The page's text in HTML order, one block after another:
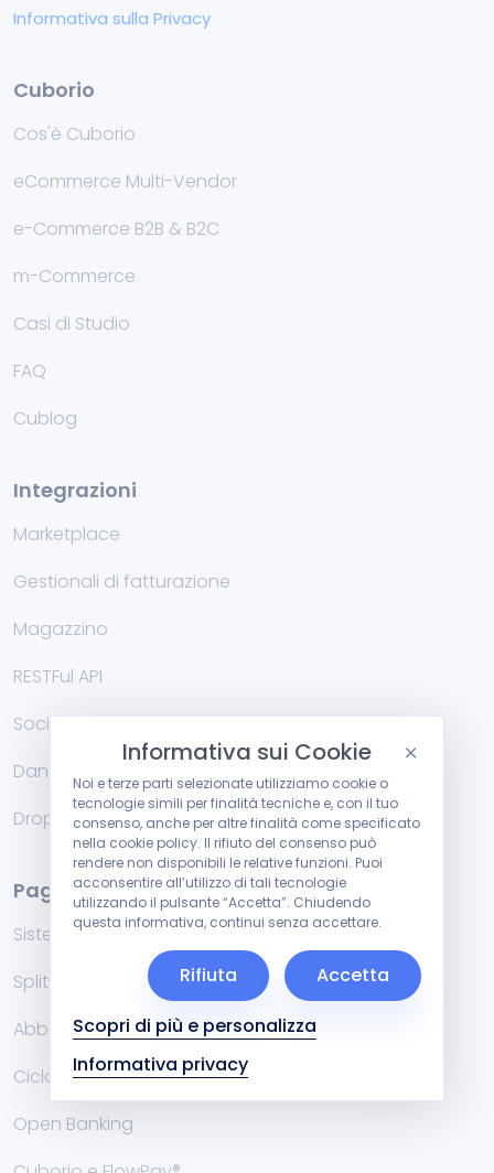
Informativa sulla Privacy
Cuborio
Cos'è Cuborio
eCommerce Multi-Vendor
e-Commerce B2B & B2C
m-Commerce
Casi di Studio
FAQ
Cublog
Integrazioni
Marketplace
Gestionali di fatturazione
Magazzino
RESTFul API
Social
Danea Easyfatt e Cuborio
Dropshipping
Pagamenti
Sistemi di Pagamento
Split-Payment
Abbonamenti e ricorrenze
Ciclo Rimborsi RMA
Open Banking
Informativa sui Cookie
Noi e terze parti selezionate utilizziamo cookie o
tecnologie simili per finalità tecniche e, con il tuo
consenso, anche per altre finalità come specificato
nella cookie policy. Il rifiuto del consenso può
rendere non disponibili le relative funzioni. Puoi
acconsentire all’utilizzo di tali tecnologie
utilizzando il pulsante “Accetta”. Chiudendo
questa informativa, continui senza accettare.
Scopri di più e personalizza
Informativa privacy
Rifiuta Accetta